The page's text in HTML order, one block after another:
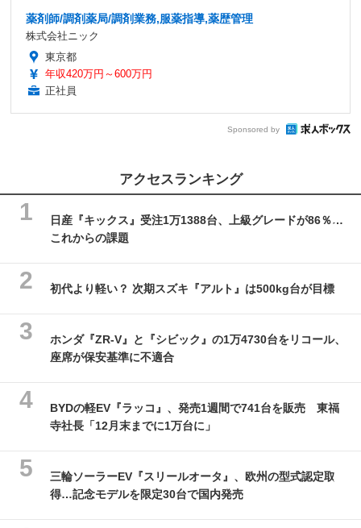
薬剤師/調剤薬局/調剤業務,服薬指導,薬歴管理
株式会社ニック
東京都
年収420万円～600万円
正社員
Sponsored by
アクセスランキング
日産『キックス』受注1万1388台、上級グレードが86％…
これからの課題
初代より軽い？ 次期スズキ『アルト』は500kg台が目標
ホンダ『ZR-V』と『シビック』の1万4730台をリコール、
座席が保安基準に不適合
BYDの軽EV『ラッコ』、発売1週間で741台を販売 東福
寺社長「12月末までに1万台に」
三輪ソーラーEV『スリールオータ』、欧州の型式認定取
得…記念モデルを限定30台で国内発売